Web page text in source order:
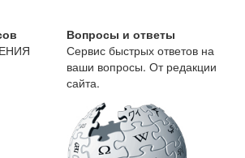
2019
Вопросы и ответы
Сервис быстрых ответов на
ваши вопросы. От редакции
сайта.